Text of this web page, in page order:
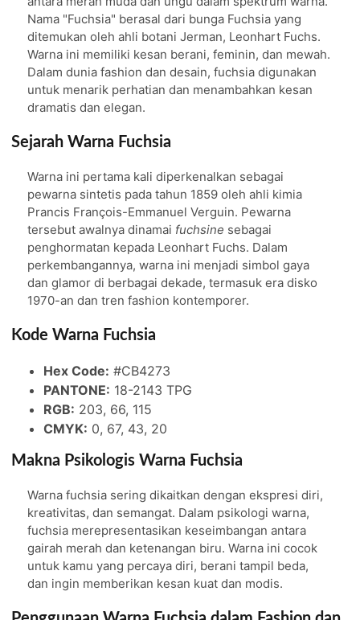
Nama "Fuchsia" berasal dari bunga Fuchsia yang
ditemukan oleh ahli botani Jerman, Leonhart Fuchs.
Warna ini memiliki kesan berani, feminin, dan mewah.
Dalam dunia fashion dan desain, fuchsia digunakan
untuk menarik perhatian dan menambahkan kesan
dramatis dan elegan.
Sejarah Warna Fuchsia
Warna ini pertama kali diperkenalkan sebagai
pewarna sintetis pada tahun 1859 oleh ahli kimia
Prancis François-Emmanuel Verguin. Pewarna
tersebut awalnya dinamai fuchsine sebagai
penghormatan kepada Leonhart Fuchs. Dalam
perkembangannya, warna ini menjadi simbol gaya
dan glamor di berbagai dekade, termasuk era disko
1970-an dan tren fashion kontemporer.
Kode Warna Fuchsia
Hex Code: #CB4273
PANTONE: 18-2143 TPG
RGB: 203, 66, 115
CMYK: 0, 67, 43, 20
Makna Psikologis Warna Fuchsia
Warna fuchsia sering dikaitkan dengan ekspresi diri,
kreativitas, dan semangat. Dalam psikologi warna,
fuchsia merepresentasikan keseimbangan antara
gairah merah dan ketenangan biru. Warna ini cocok
untuk kamu yang percaya diri, berani tampil beda,
dan ingin memberikan kesan kuat dan modis.